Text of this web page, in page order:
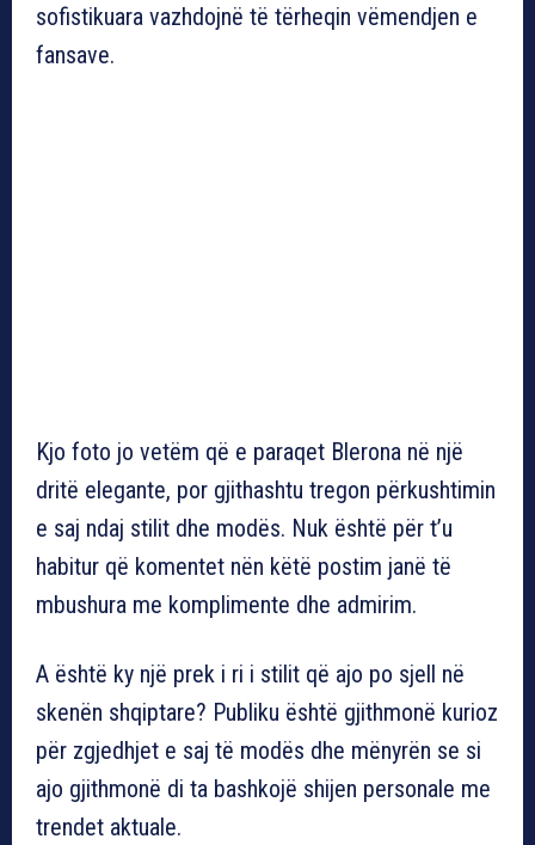
sofistikuara vazhdojnë të tërheqin vëmendjen e
fansave.
Kjo foto jo vetëm që e paraqet Blerona në një
dritë elegante, por gjithashtu tregon përkushtimin
e saj ndaj stilit dhe modës. Nuk është për t’u
habitur që komentet nën këtë postim janë të
mbushura me komplimente dhe admirim.
A është ky një prek i ri i stilit që ajo po sjell në
skenën shqiptare? Publiku është gjithmonë kurioz
për zgjedhjet e saj të modës dhe mënyrën se si
ajo gjithmonë di ta bashkojë shijen personale me
trendet aktuale.